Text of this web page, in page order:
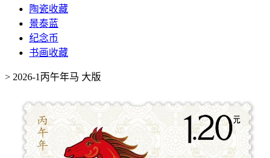
陶瓷收藏
景泰蓝
纪念币
书画收藏
> 2026-1丙午年马 大版